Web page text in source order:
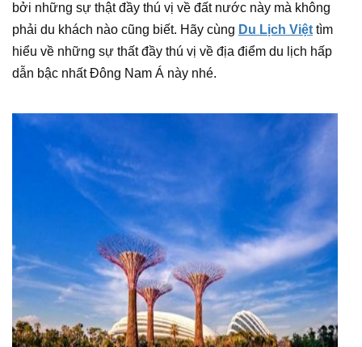
bởi những sự thật đầy thú vị về đất nước này mà không
phải du khách nào cũng biết. Hãy cùng Du Lịch Việt tìm
hiểu về những sự thất đầy thú vị về địa điểm du lịch hấp
dẫn bậc nhất Đông Nam Á này nhé.